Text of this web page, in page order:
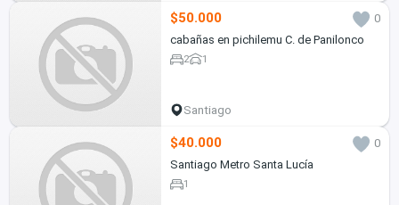
$50.000
0
cabañas en pichilemu C. de Panilonco
2 1
Santiago
$40.000
0
Santiago Metro Santa Lucía
1